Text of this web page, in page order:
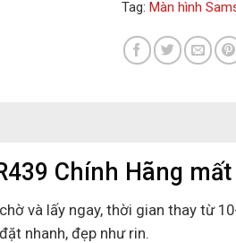
Tag: Màn hình
Chính Hãng
chờ và lấy ngay, thời gian thay từ
nhanh, đẹp như rin.